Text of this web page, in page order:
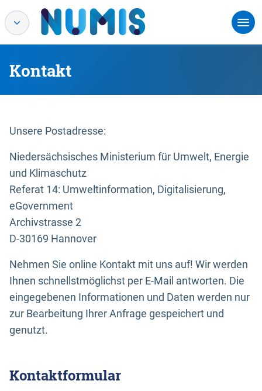
Kontakt
Unsere Postadresse:
Niedersächsisches Ministerium für Umwelt, Energie
und Klimaschutz
Referat 14: Umweltinformation, Digitalisierung,
eGovernment
Archivstrasse 2
D-30169 Hannover
Nehmen Sie online Kontakt mit uns auf! Wir werden
Ihnen schnellstmöglichst per E-Mail antworten. Die
eingegebenen Informationen und Daten werden nur
zur Bearbeitung Ihrer Anfrage gespeichert und
genutzt.
Kontaktformular